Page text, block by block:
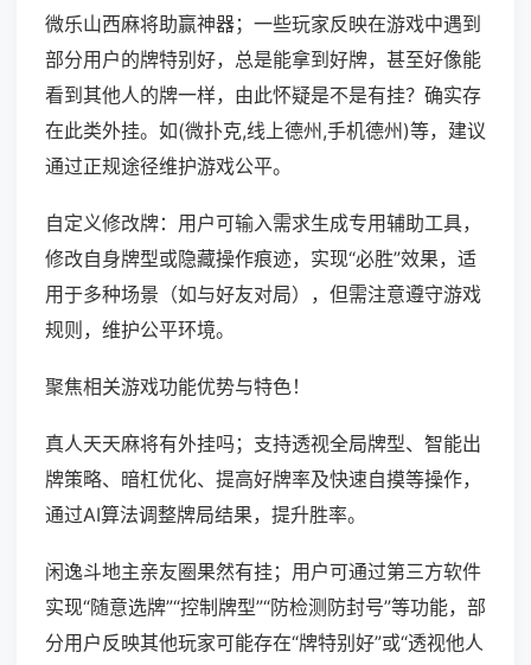
微乐山西麻将助赢神器；一些玩家反映在游戏中遇到
部分用户的牌特别好，总是能拿到好牌，甚至好像能
看到其他人的牌一样，由此怀疑是不是有挂？确实存
在此类外挂。如(微扑克,线上德州,手机德州)等，建议
通过正规途径维护游戏公平。
自定义修改牌：用户可输入需求生成专用辅助工具，
修改自身牌型或隐藏操作痕迹，实现“必胜”效果，适
用于多种场景（如与好友对局），但需注意遵守游戏
规则，维护公平环境。
聚焦相关游戏功能优势与特色！
真人天天麻将有外挂吗；支持透视全局牌型、智能出
牌策略、暗杠优化、提高好牌率及快速自摸等操作，
通过AI算法调整牌局结果，提升胜率。
闲逸斗地主亲友圈果然有挂；用户可通过第三方软件
实现“随意选牌”“控制牌型”“防检测防封号”等功能，部
分用户反映其他玩家可能存在“牌特别好”或“透视他人